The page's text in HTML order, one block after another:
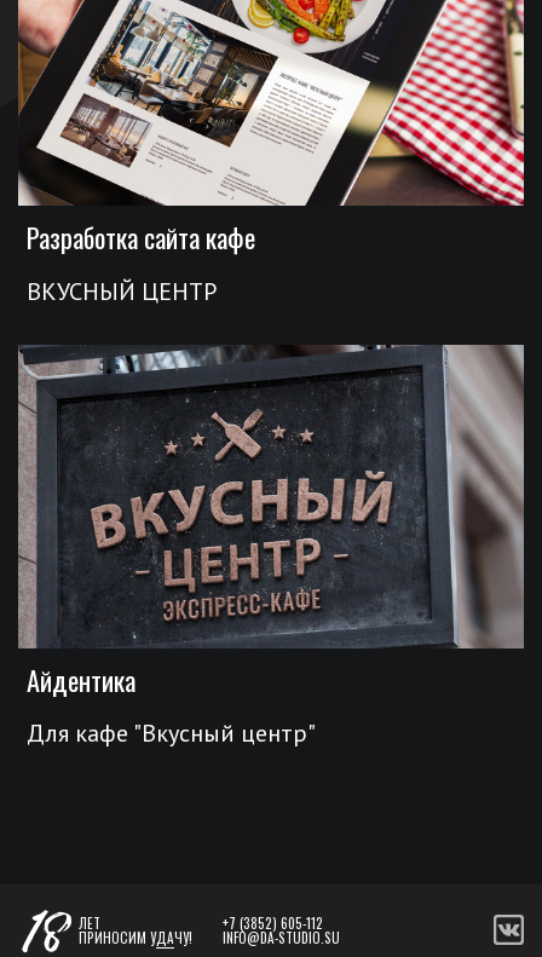
Разработка сайта кафе
ВКУСНЫЙ ЦЕНТР
Айдентика
Для кафе "Вкусный центр"
ЛЕТ
ПРИНОСИМ УДАЧУ!
+7 (3852) 605-112
INFO@DA-STUDIO.SU